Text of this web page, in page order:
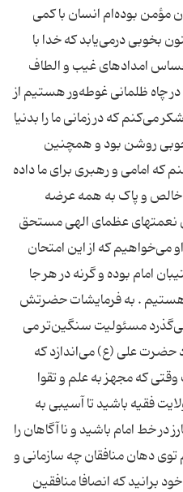
مؤمن بوده‌ام انسان با کمى
بخوبى درمى‌یابد که خدا با
امدادهاى غیب و الطاف
در چاه ظلمانى غوطه‌ور هستیم از
مى‌کنم که در زمانى ما را بدنیا
روشن بود و همچنین
امامى و رهبرى براى ما داده
خالص و پاک به همه عرضه
نعمتهاى عظماى الهى مستحق
مى‌خواهیم که از این امتحان
امام بوده و گرنه در هر جا
. به فرمایشات حضرتش
مسئولیت سنگین‌تر مى
حضرت على (ع) مى‌اندازد که
که مجهز به علم و تقوا
فقیه باشید تا آسیبى به
خط امام باشید و ناآگاهان را
دهان منافقان چه سازمانى و
برانید که انصافا منافقین